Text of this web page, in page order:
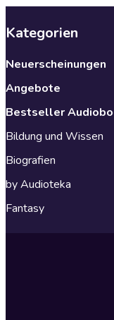
Kategorien
Neuerscheinungen
Angebote
Bestseller
Bildung und Wissen
Biografien
by Audioteka
Fantasy